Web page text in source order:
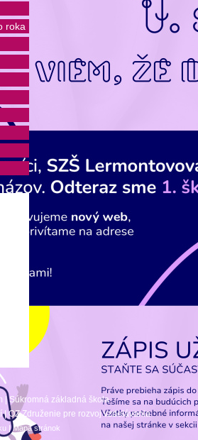
roka
Škola poskytuje kvalitné
emocionálnej inteligencie
všetkými členmi našej
personál, naši partneri).
nevhodného správania,
správaniu sú zamestnanci
v rámci školského
Sme hrdí na správanie
školami (súťaže, výcviky,
verejnosťou, rodičmi a
medziľudských vzťahov sú
| Súkromná základná škola
| OZ Združenie pre rozvoj vzdelávania
| Mapa stránok